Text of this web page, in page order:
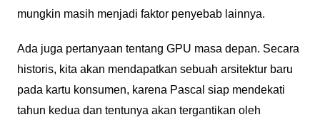
mungkin masih menjadi faktor penyebab lainnya.
Ada juga pertanyaan tentang GPU masa depan. Secara
historis, kita akan mendapatkan sebuah arsitektur baru
pada kartu konsumen, karena Pascal siap mendekati
tahun kedua dan tentunya akan tergantikan oleh